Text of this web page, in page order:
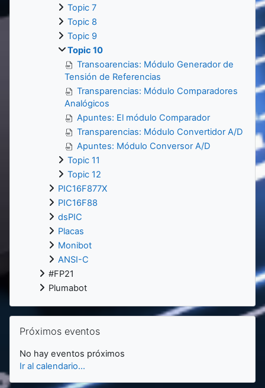
Topic 7
Topic 8
Topic 9
Topic 10
Transoarencias: Módulo Generador de
Tensión de Referencias
Transparencias: Módulo Comparadores
Analógicos
Apuntes: El módulo Comparador
Transparencias: Módulo Convertidor A/D
Apuntes: Módulo Conversor A/D
Topic 11
Topic 12
PIC16F877X
PIC16F88
dsPIC
Placas
Monibot
ANSI-C
#FP21
Plumabot
Salta Próximos eventos
Próximos eventos
No hay eventos próximos
Ir al calendario...